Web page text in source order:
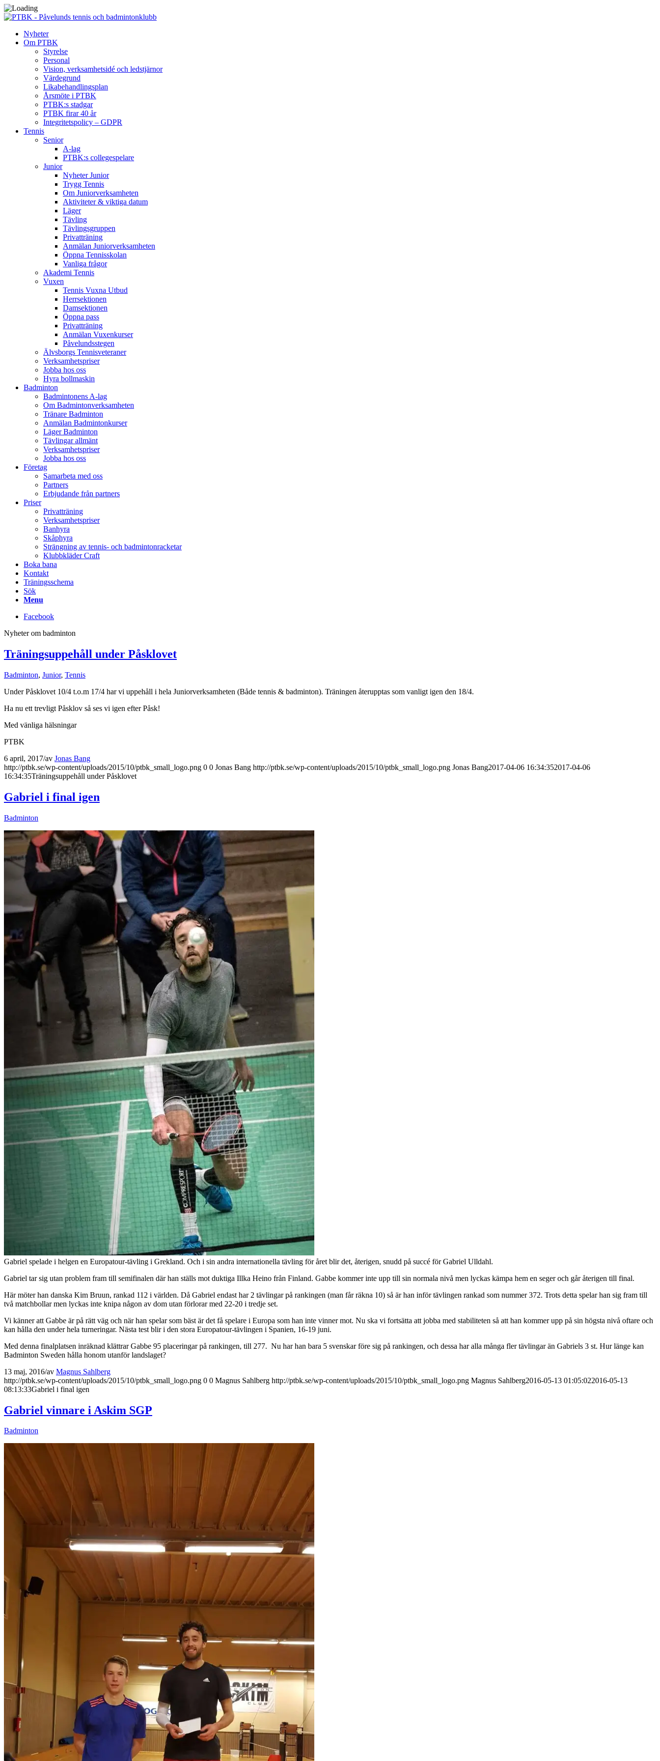
Nyheter
Om PTBK
Styrelse
Personal
Vision, verksamhetsidé och ledstjärnor
Värdegrund
Likabehandlingsplan
Årsmöte i PTBK
PTBK:s stadgar
PTBK firar 40 år
Integritetspolicy – GDPR
Tennis
Senior
A-lag
PTBK:s collegespelare
Junior
Nyheter Junior
Trygg Tennis
Om Juniorverksamheten
Aktiviteter & viktiga datum
Läger
Tävling
Tävlingsgruppen
Privatträning
Anmälan Juniorverksamheten
Öppna Tennisskolan
Vanliga frågor
Akademi Tennis
Vuxen
Tennis Vuxna Utbud
Herrsektionen
Damsektionen
Öppna pass
Privatträning
Anmälan Vuxenkurser
Påvelundsstegen
Älvsborgs Tennisveteraner
Verksamhetspriser
Jobba hos oss
Hyra bollmaskin
Badminton
Badmintonens A-lag
Om Badmintonverksamheten
Tränare Badminton
Anmälan Badmintonkurser
Läger Badminton
Tävlingar allmänt
Verksamhetspriser
Jobba hos oss
Företag
Samarbeta med oss
Partners
Erbjudande från partners
Priser
Privatträning
Verksamhetspriser
Banhyra
Skåphyra
Strängning av tennis- och badmintonracketar
Klubbkläder Craft
Boka bana
Kontakt
Träningsschema
Sök
Menu
Facebook
Nyheter om badminton
Träningsuppehåll under Påsklovet
Badminton, Junior, Tennis
Under Påsklovet 10/4 t.o.m 17/4 har vi uppehåll i hela Juniorverksamheten (Både tennis & badminton). Träningen återupptas som vanligt igen den 18/4.
Ha nu ett trevligt Påsklov så ses vi igen efter Påsk!
Med vänliga hälsningar
PTBK
6 april, 2017/av Jonas Bang
http://ptbk.se/wp-content/uploads/2015/10/ptbk_small_logo.png 0 0 Jonas Bang http://ptbk.se/wp-content/uploads/2015/10/ptbk_small_logo.png Jonas Bang2017-04-06 16:34:352017-04-06
16:34:35Träningsuppehåll under Påsklovet
Gabriel i final igen
Badminton
Gabriel spelade i helgen en Europatour-tävling i Grekland. Och i sin andra internationella tävling för året blir det, återigen, snudd på succé för Gabriel Ulldahl.
Gabriel tar sig utan problem fram till semifinalen där han ställs mot duktiga Illka Heino från Finland. Gabbe kommer inte upp till sin normala nivå men lyckas kämpa hem en seger och går återigen till final.
Här möter han danska Kim Bruun, rankad 112 i världen. Då Gabriel endast har 2 tävlingar på rankingen (man får räkna 10) så är han inför tävlingen rankad som nummer 372. Trots detta spelar han sig fram till
två matchbollar men lyckas inte knipa någon av dom utan förlorar med 22-20 i tredje set.
Vi känner att Gabbe är på rätt väg och när han spelar som bäst är det få spelare i Europa som han inte vinner mot. Nu ska vi fortsätta att jobba med stabiliteten så att han kommer upp på sin högsta nivå oftare och
kan hålla den under hela turneringar. Nästa test blir i den stora Europatour-tävlingen i Spanien, 16-19 juni.
Med denna finalplatsen inräknad klättrar Gabbe 95 placeringar på rankingen, till 277. Nu har han bara 5 svenskar före sig på rankingen, och dessa har alla många fler tävlingar än Gabriels 3 st. Hur länge kan
Badminton Sweden hålla honom utanför landslaget?
13 maj, 2016/av Magnus Sahlberg
http://ptbk.se/wp-content/uploads/2015/10/ptbk_small_logo.png 0 0 Magnus Sahlberg http://ptbk.se/wp-content/uploads/2015/10/ptbk_small_logo.png Magnus Sahlberg2016-05-13 01:05:022016-05-13
08:13:33Gabriel i final igen
Gabriel vinnare i Askim SGP
Badminton